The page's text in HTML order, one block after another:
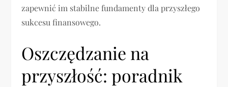
zapewnić im stabilne fundamenty dla przyszłego
sukcesu finansowego.
Oszczędzanie na
przyszłość: poradnik